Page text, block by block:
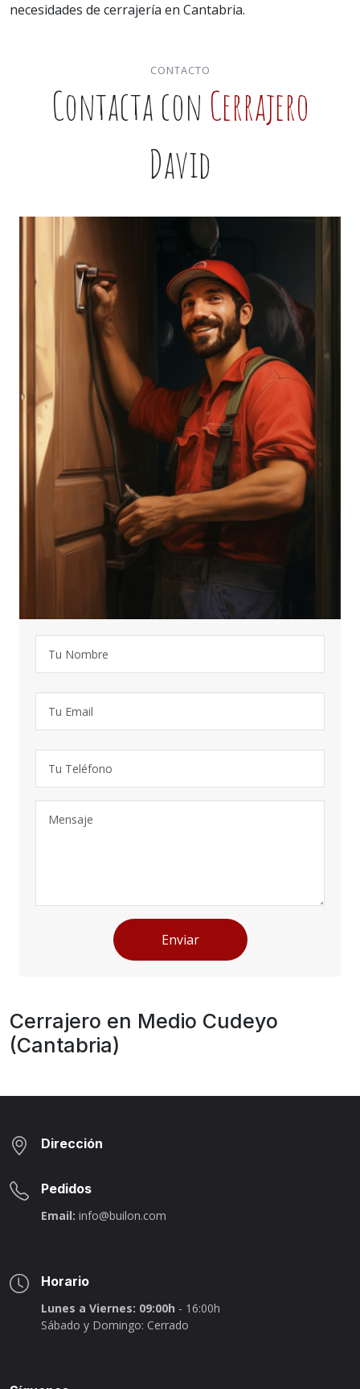
necesidades de cerrajería en Cantabria.
CONTACTO
Contacta con Cerrajero
David
Enviar
Cerrajero en Medio Cudeyo
(Cantabria)
Dirección
Pedidos
Email: info@builon.com
Horario
Lunes a Viernes: 09:00h - 16:00h
Sábado y Domingo: Cerrado